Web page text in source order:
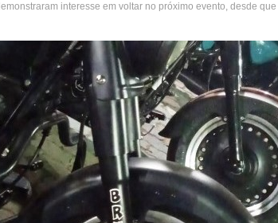
interesse em voltar no próximo evento, desde